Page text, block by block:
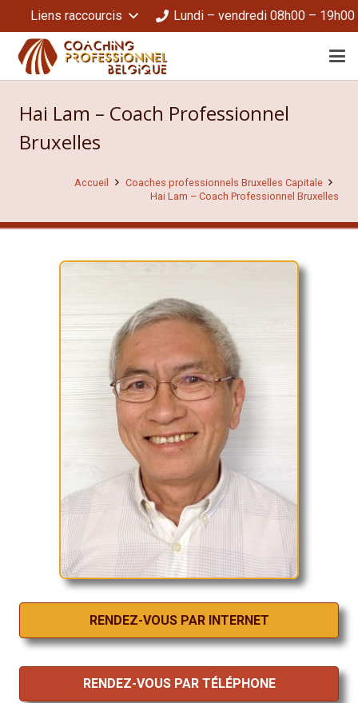
Liens raccourcis Lundi – vendredi 08h00 – 19h00
Hai Lam – Coach Professionnel
Bruxelles
Accueil
Coaches professionnels Bruxelles Capitale
Hai Lam – Coach Professionnel Bruxelles
RENDEZ-VOUS PAR INTERNET
RENDEZ-VOUS PAR TÉLÉPHONE